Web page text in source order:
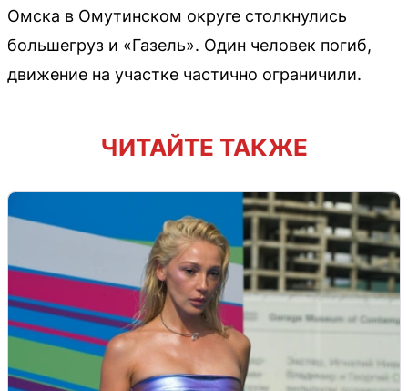
Омска в Омутинском округе столкнулись
большегруз и «Газель». Один человек погиб,
движение на участке частично ограничили.
ЧИТАЙТЕ ТАКЖЕ